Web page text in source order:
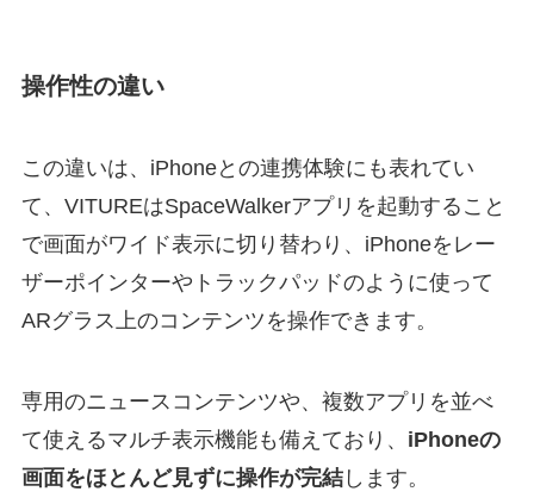
操作性の違い
この違いは、iPhoneとの連携体験にも表れてい
て、VITUREはSpaceWalkerアプリを起動すること
で画面がワイド表示に切り替わり、iPhoneをレー
ザーポインターやトラックパッドのように使って
ARグラス上のコンテンツを操作できます。
専用のニュースコンテンツや、複数アプリを並べ
て使えるマルチ表示機能も備えており、 iPhoneの
画面をほとんど見ずに操作が完結します。